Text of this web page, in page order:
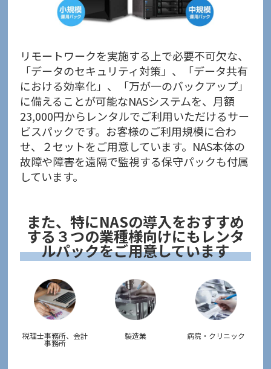
リモートワークを実施する上で必要不可欠な、
「データのセキュリティ対策」、「データ共有
における効率化」、「万が一のバックアップ」
に備えることが可能なNASシステムを、月額
23,000円からレンタルでご利用いただけるサー
ビスパックです。お客様のご利用規模に合わ
せ、２セットをご用意しています。NAS本体の
故障や障害を遠隔で監視する保守パックも付属
しています。
また、特にNASの導入をおすすめ
する３つの業種様向けにもレンタ
ルパックをご用意しています
税理士事務所、会計
事務所
製造業 病院・クリニック